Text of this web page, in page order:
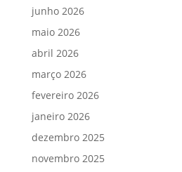
junho 2026
maio 2026
abril 2026
março 2026
fevereiro 2026
janeiro 2026
dezembro 2025
novembro 2025